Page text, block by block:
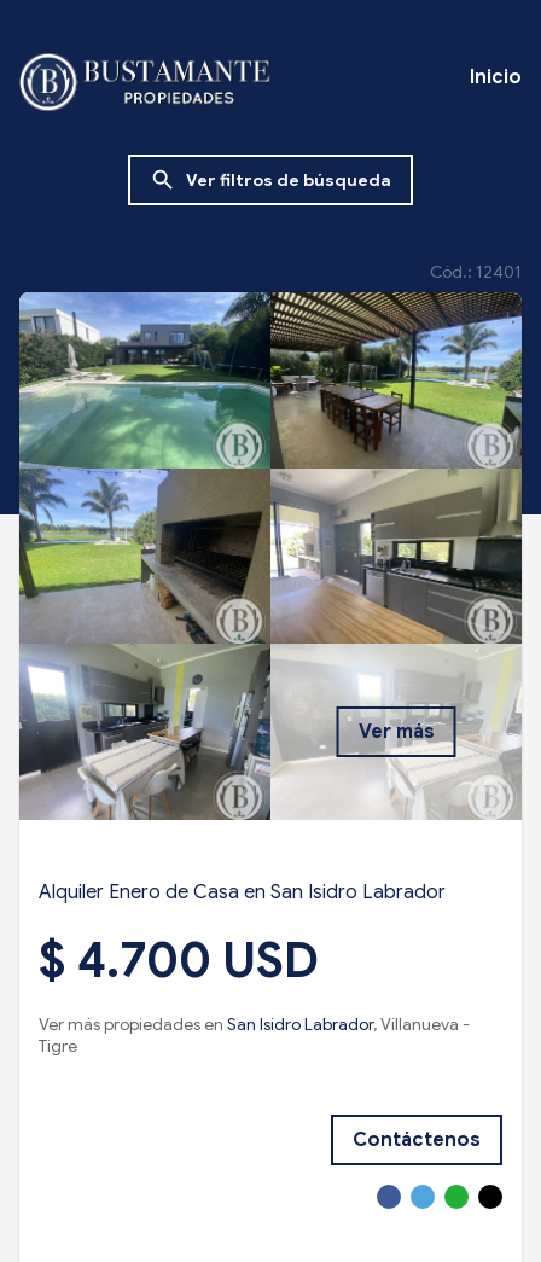
Inicio
search Ver filtros de búsqueda
Cód.: 12401
Ver más
Alquiler Enero de Casa en San Isidro Labrador
$ 4.700 USD
Ver más propiedades en San Isidro Labrador, Villanueva -
Tigre
Contáctenos